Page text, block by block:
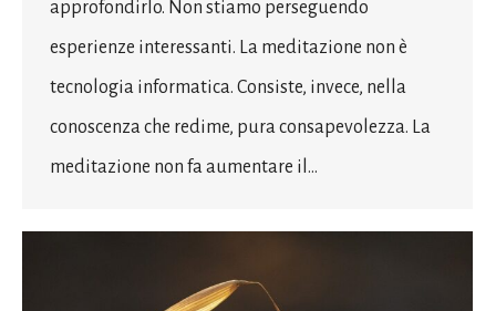
approfondirlo. Non stiamo perseguendo
esperienze interessanti. La meditazione non è
tecnologia informatica. Consiste, invece, nella
conoscenza che redime, pura consapevolezza. La
meditazione non fa aumentare il…